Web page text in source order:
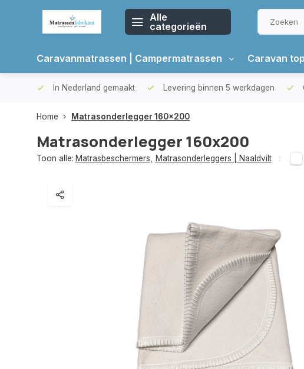
Alle
categorieën
Caravanmatrassen | Campermatrassen Caravan
In Nederland gemaakt Levering binnen 5 werkdagen
Home Matrasonderlegger 160x200
Matrasonderlegger 160x200
Toon alle: Matrasbeschermers Matrasonderleggers | Naaldvilt